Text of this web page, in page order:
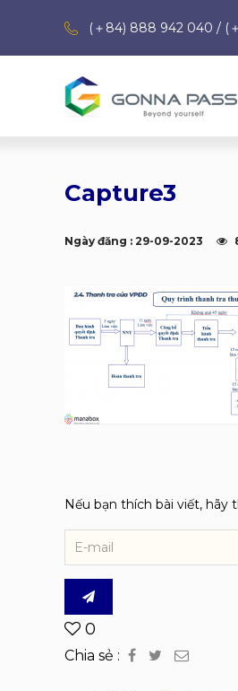
(＋84) 888 942 040 / (
Capture3
Ngày đăng : 29-09-2023
Nếu bạn thích bài viết, hãy
0
Chia sẻ :